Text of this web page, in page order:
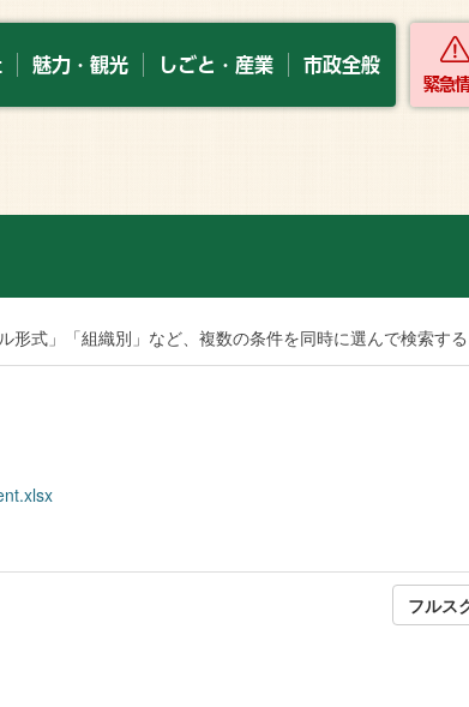
魅力・観光 しごと・産業 市政全般
緊急
式」「組織別」など、複数の条件を同時に選んで検索する
フルス